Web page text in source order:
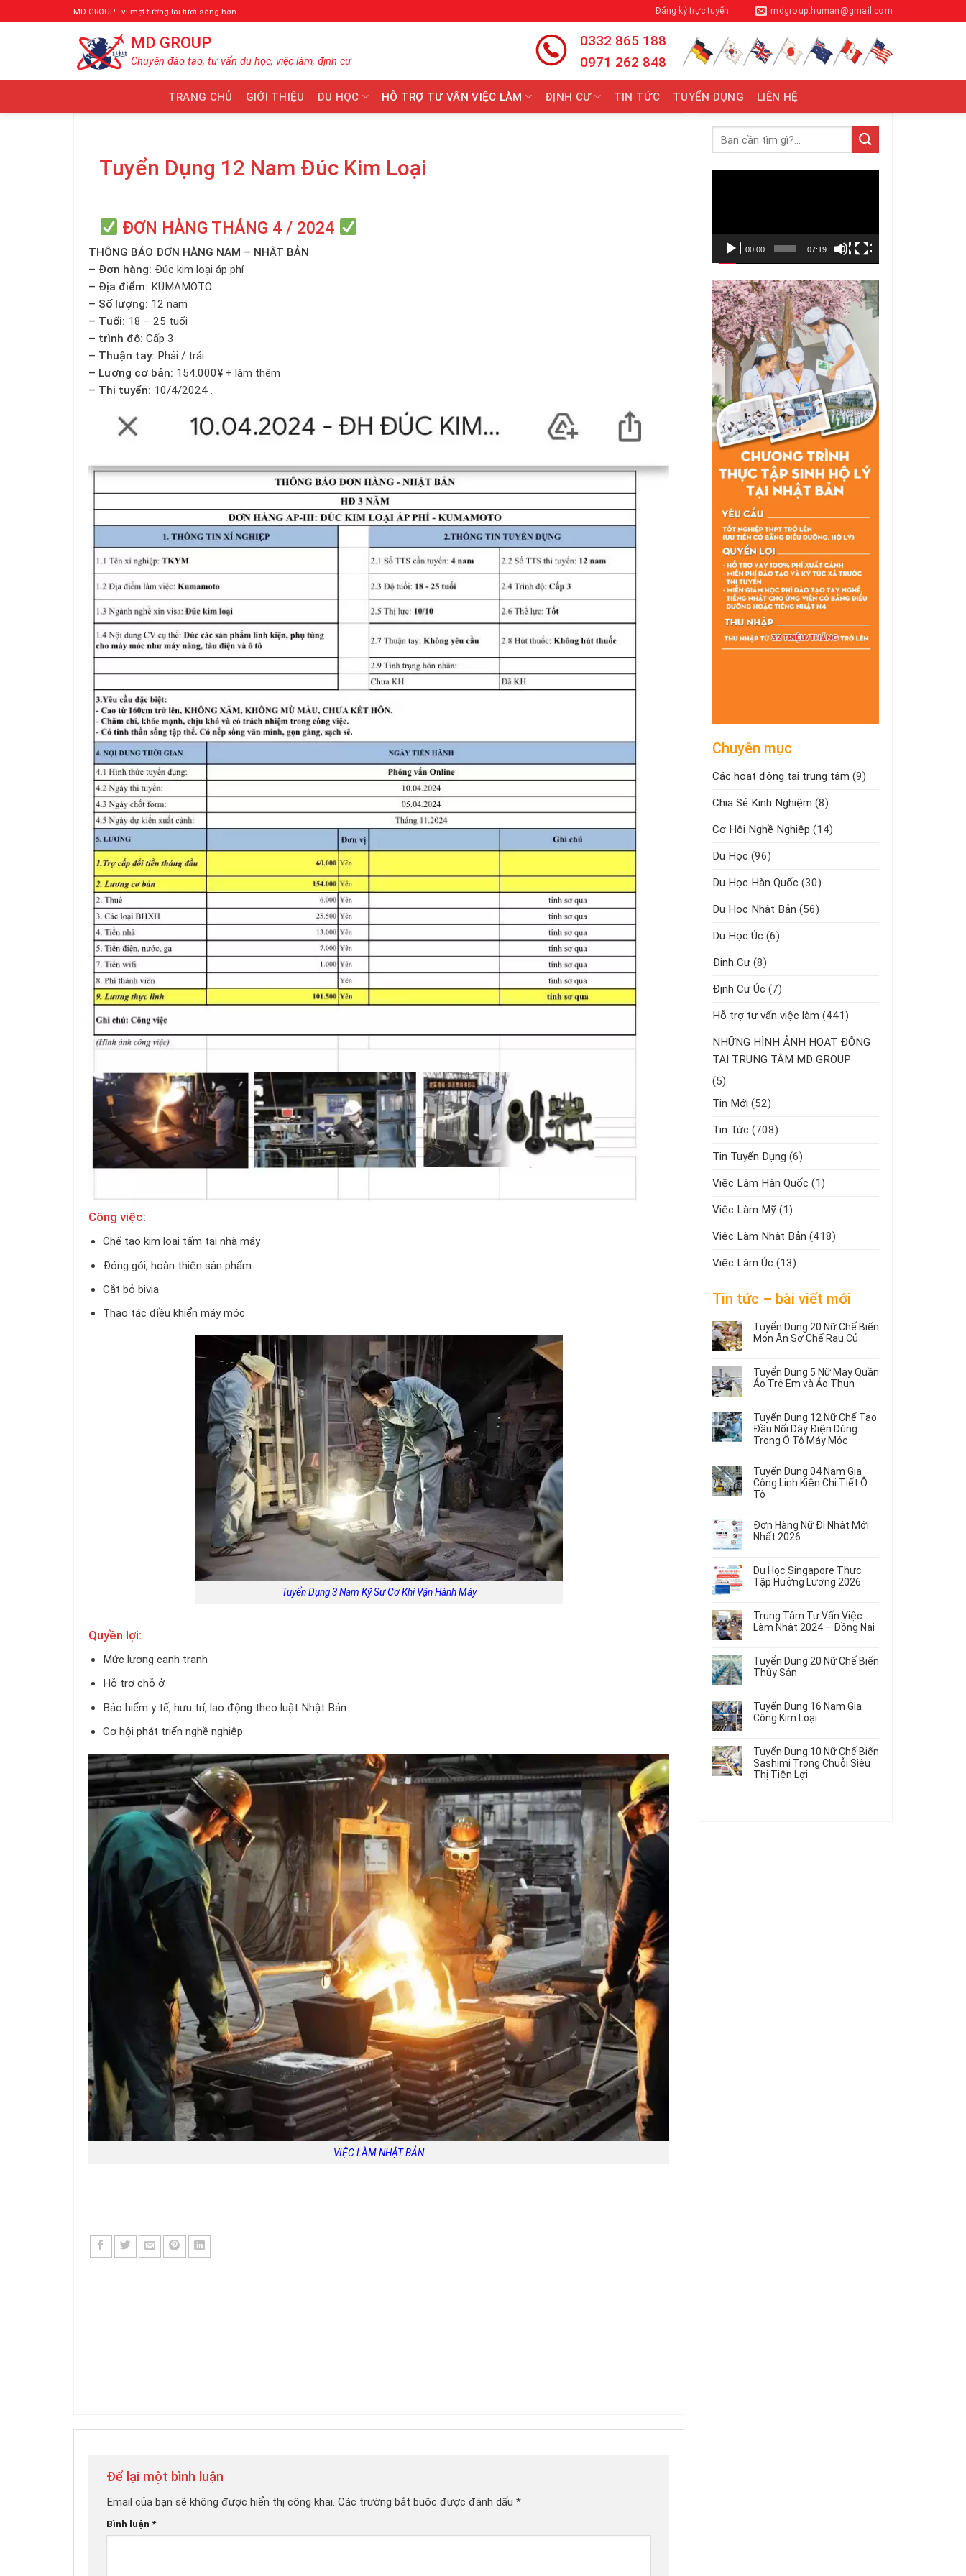
qua
MD GROUP - vì một tương lai tươi sáng hơn Đăng ký trực tuyến mdgroup.human@gmail.com
MD GROUP
Chuyên đào tạo, tư vấn du học, việc làm, định cư
0332 865 188
0971 262 848
TRANG CHỦ GIỚI THIỆU DU HỌC HỖ TRỢ TƯ VẤN VIỆC LÀM ĐỊNH CƯ TIN TỨC TUYỂN DỤNG LIÊN HỆ
Tuyển Dụng 12 Nam Đúc Kim Loại
ĐƠN HÀNG THÁNG 4 / 2024
THÔNG BÁO ĐƠN HÀNG NAM – NHẬT BẢN
– Đơn hàng: Đúc kim loại áp phí
– Địa điểm: KUMAMOTO
– Số lượng: 12 nam
– Tuổi: 18 – 25 tuổi
– trình độ: Cấp 3
– Thuận tay: Phải / trái
– Lương cơ bản: 154.000¥ + làm thêm
– Thi tuyển: 10/4/2024 .
Công việc:
Chế tạo kim loại tấm tại nhà máy
Đóng gói, hoàn thiện sản phẩm
Cắt bỏ bivia
Thao tác điều khiển máy móc
Tuyển Dụng 3 Nam Kỹ Sư Cơ Khí Vận Hành Máy
Quyền lợi:
Mức lương cạnh tranh
Hỗ trợ chỗ ở
Bảo hiểm y tế, hưu trí, lao động theo luật Nhật Bản
Cơ hội phát triển nghề nghiệp
VIỆC LÀM NHẬT BẢN
Để lại một bình luận
Email của bạn sẽ không được hiển thị công khai. Các trường bắt buộc được đánh dấu *
Bình luận *
00:00 07:19
Chuyên mục
Các hoạt động tại trung tâm (9)
Chia Sẻ Kinh Nghiệm (8)
Cơ Hội Nghề Nghiệp (14)
Du Học (96)
Du Học Hàn Quốc (30)
Du Học Nhật Bản (56)
Du Học Úc (6)
Định Cư (8)
Định Cư Úc (7)
Hỗ trợ tư vấn việc làm (441)
NHỮNG HÌNH ẢNH HOẠT ĐỘNG
TẠI TRUNG TÂM MD GROUP
(5)
Tin Mới (52)
Tin Tức (708)
Tin Tuyển Dụng (6)
Việc Làm Hàn Quốc (1)
Việc Làm Mỹ (1)
Việc Làm Nhật Bản (418)
Việc Làm Úc (13)
Tin tức – bài viết mới
Tuyển Dụng 20 Nữ Chế Biến
Món Ăn Sơ Chế Rau Củ
có
bình
luận
Tuyển
Dụng
20
Nữ
Biến
Món
Ăn
Rau
Củ
Tuyển Dụng 5 Nữ May Quần
Áo Trẻ Em và Áo Thun
có
bình
luận
ở
Dụng
5
Nữ
May
Áo
Trẻ
Áo
Thun
Tuyển Dụng 12 Nữ Chế Tạo
Đầu Nối Dây Điện Dùng
Trong Ô Tô Máy Móc
có
bình
luận
ở
Dụng
12
Tạo
Đầu
Điện
Dùng
Tô
Máy
Tuyển Dụng 04 Nam Gia
Công Linh Kiện Chi Tiết Ô
Tô
có
bình
luận
Tuyển
Dụng
04
Gia
Công
Chi
Tiết
Đơn Hàng Nữ Đi Nhật Mới
Nhất 2026
có
bình
luận
Đơn
Hàng
Nữ
Nhật
Mới
Nhất
Du Học Singapore Thực
Tập Hưởng Lương 2026
có
bình
luận
Du
Học
Singapore
Tập
Hưởng
Lương
Trung Tâm Tư Vấn Việc
Làm Nhật 2024 – Đồng Nai
có
bình
luận
Trung
Tâm
Tư
Việc
Làm
Nhật
2024
Tuyển Dụng 20 Nữ Chế Biến
Thủy Sản
có
bình
luận
Tuyển
Dụng
20
Nữ
Tuyển Dụng 16 Nam Gia
Công Kim Loại
có
bình
luận
ở
Tuyển Dụng 10 Nữ Chế Biến
Sashimi Trong Chuỗi Siêu
Thị Tiện Lợi